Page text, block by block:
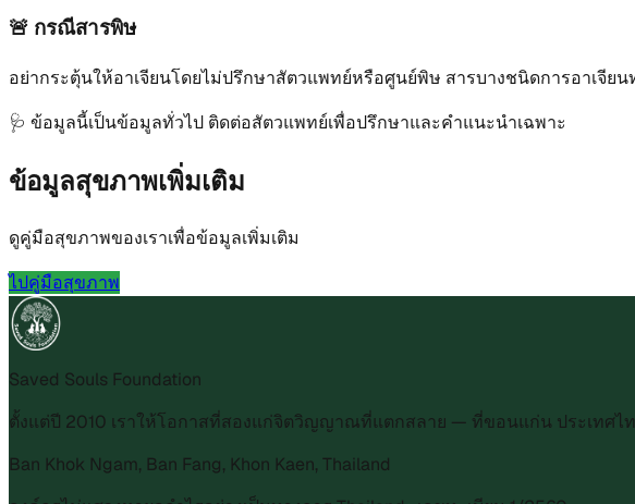
🚨 กรณีสารพิษ
อย่ากระตุ้นให้อาเจียนโดยไม่ปรึกษาสัตวแพทย์หรือศูนย์พิษ สารบางชนิดการอาเจี
🩺 ข้อมูลนี้เป็นข้อมูลทั่วไป ติดต่อสัตวแพทย์เพื่อปรึกษาและคำแนะนำเฉพาะ
ข้อมูลสุขภาพเพิ่มเติม
ดูคู่มือสุขภาพของเราเพื่อข้อมูลเพิ่มเติม
ไปคู่มือสุขภาพ
Saved Souls Foundation
ตั้งแต่ปี 2010 เราให้โอกาสที่สองแก่จิตวิญญาณที่แตกสลาย — ที่ขอนแก่น ประเทศไ
Ban Khok Ngam, Ban Fang, Khon Kaen, Thailand